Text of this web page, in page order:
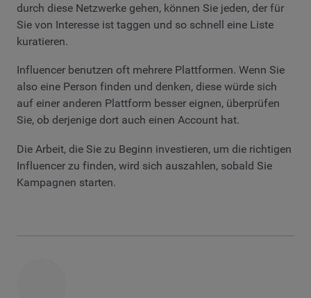
durch diese Netzwerke gehen, können Sie jeden, der für
Sie von Interesse ist taggen und so schnell eine Liste
kuratieren.
Influencer benutzen oft mehrere Plattformen. Wenn Sie
also eine Person finden und denken, diese würde sich
auf einer anderen Plattform besser eignen, überprüfen
Sie, ob derjenige dort auch einen Account hat.
Die Arbeit, die Sie zu Beginn investieren, um die richtigen
Influencer zu finden, wird sich auszahlen, sobald Sie
Kampagnen starten.